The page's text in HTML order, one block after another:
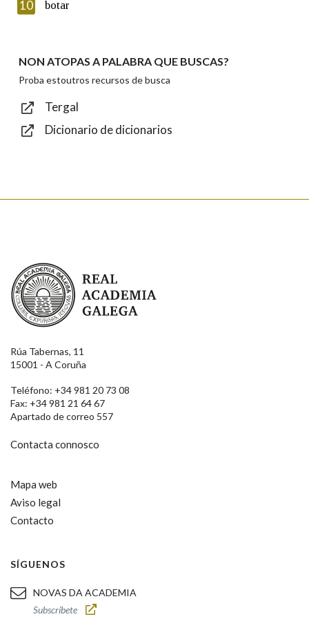
Texto de verificación
10 botar
NON ATOPAS A PALABRA QUE BUSCAS?
Proba estoutros recursos de busca
Tergal
Dicionario de dicionarios
Real Academia Galega
Rúa Tabernas, 11
15001 - A Coruña
Teléfono: +34 981 20 73 08
Fax: +34 981 21 64 67
Apartado de correo 557
Contacta connosco
Mapa web
Aviso legal
Contacto
SÍGUENOS
NOVAS DA ACADEMIA
Subscríbete